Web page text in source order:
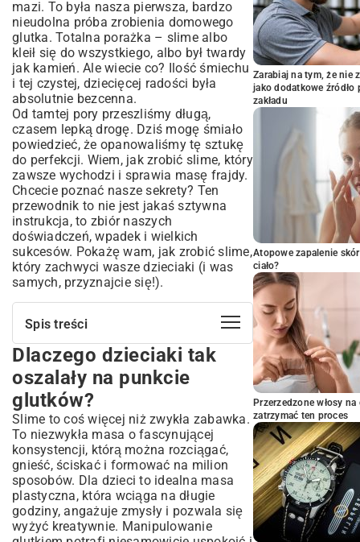
mazi. To była nasza pierwsza, bardzo
nieudolna próba zrobienia domowego
glutka. Totalna porażka – slime albo
kleił się do wszystkiego, albo był twardy
jak kamień. Ale wiecie co? Ilość śmiechu
i tej czystej, dziecięcej radości była
absolutnie bezcenna.
Od tamtej pory przeszliśmy długą,
czasem lepką drogę. Dziś mogę śmiało
powiedzieć, że opanowaliśmy tę sztukę
do perfekcji. Wiem, jak zrobić slime, który
zawsze wychodzi i sprawia masę frajdy.
Chcecie poznać nasze sekrety? Ten
przewodnik to nie jest jakaś sztywna
instrukcja, to zbiór naszych
doświadczeń, wpadek i wielkich
sukcesów. Pokażę wam, jak zrobić slime,
który zachwyci wasze dzieciaki (i was
samych, przyznajcie się!).
Spis treści
Dlaczego dzieciaki tak oszalały na
punkcie glutków?
Zaczynamy przygodę! Pierwszy glutek z
kleju
Co będzie Ci potrzebne do glutkowej
magii?
Prosta instrukcja na idealnego slime’a
Czas na glutkowe szaleństwo – nasze
ulubione warianty
Slime bez boraksu, czyli bezpieczna
zabawa
Dlaczego dzieciaki tak
oszalały na punkcie
glutków?
Slime to coś więcej niż zwykła zabawka.
To niezwykła masa o fascynującej
konsystencji, którą można rozciągać,
gnieść, ściskać i formować na milion
sposobów. Dla dzieci to idealna masa
plastyczna, która wciąga na długie
godziny, angażuje zmysły i pozwala się
wyżyć kreatywnie. Manipulowanie
Zarabiaj na tym, że nie
jako dodatkowe
zakładu
Atopowe zapalenie
ciało?
Przerzedzone włosy
zatrzymać ten proces